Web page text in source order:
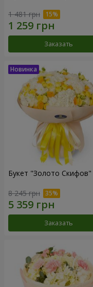
1 481 грн
Заказать
Букет "Золото Скифов"
8 245 грн
Заказать